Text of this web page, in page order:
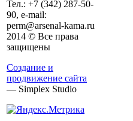
Тел.: +7 (342) 287-50-
90, e-mail:
perm@arsenal-kama.ru
2014 © Все права
защищены
Создание и
продвижение сайта
— Simplex Studio